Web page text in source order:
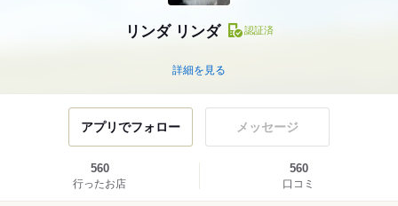
リンダ リンダ 認証済
詳細を見る
アプリでフォロー メッセージ
560
行ったお店
560
口コミ